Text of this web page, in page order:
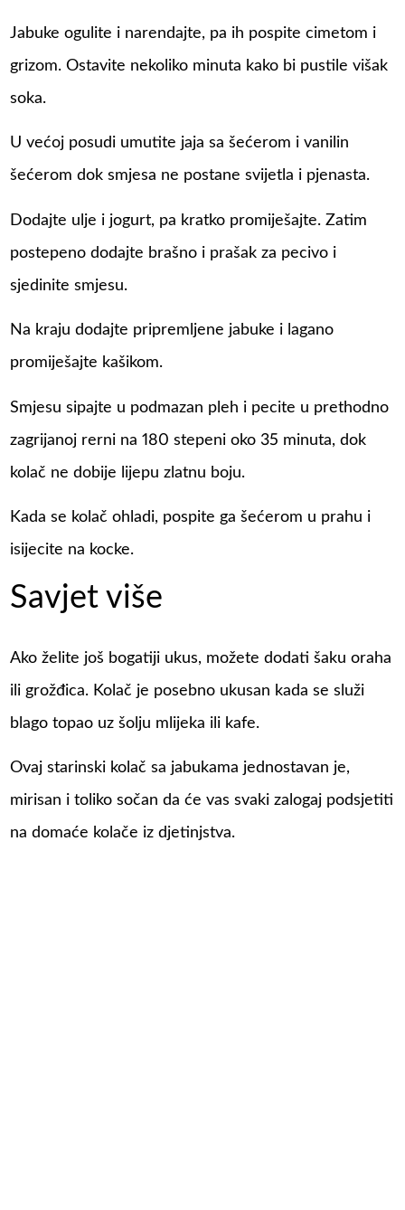
Jabuke ogulite i narendajte, pa ih pospite cimetom i
grizom. Ostavite nekoliko minuta kako bi pustile višak
soka.
U većoj posudi umutite jaja sa šećerom i vanilin
šećerom dok smjesa ne postane svijetla i pjenasta.
Dodajte ulje i jogurt, pa kratko promiješajte. Zatim
postepeno dodajte brašno i prašak za pecivo i
sjedinite smjesu.
Na kraju dodajte pripremljene jabuke i lagano
promiješajte kašikom.
Smjesu sipajte u podmazan pleh i pecite u prethodno
zagrijanoj rerni na 180 stepeni oko 35 minuta, dok
kolač ne dobije lijepu zlatnu boju.
Kada se kolač ohladi, pospite ga šećerom u prahu i
isijecite na kocke.
Savjet više
Ako želite još bogatiji ukus, možete dodati šaku oraha
ili grožđica. Kolač je posebno ukusan kada se služi
blago topao uz šolju mlijeka ili kafe.
Ovaj starinski kolač sa jabukama jednostavan je,
mirisan i toliko sočan da će vas svaki zalogaj podsjetiti
na domaće kolače iz djetinjstva.